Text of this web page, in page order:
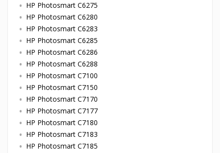
HP Photosmart C6275
HP Photosmart C6280
HP Photosmart C6283
HP Photosmart C6285
HP Photosmart C6286
HP Photosmart C6288
HP Photosmart C7100
HP Photosmart C7150
HP Photosmart C7170
HP Photosmart C7177
HP Photosmart C7180
HP Photosmart C7183
HP Photosmart C7185